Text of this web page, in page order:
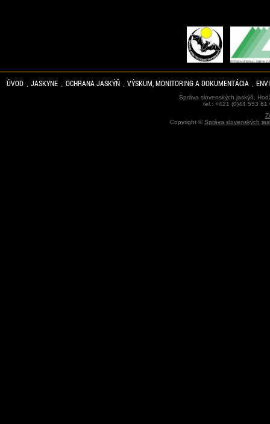
ÚVOD JASKYNE OCHRANA JASKÝŇ VÝSKUM, MONITORING A DOKUMENTÁCIA
Správa slovenských jaskýň,
tel.: +421 (0)44 553
Copyright ©Správa slovenských